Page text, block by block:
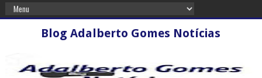
Blog Adalberto Gomes Notícias